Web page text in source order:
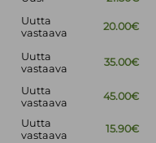
Uutta
vastaava
20.00€
Uutta
vastaava
35.00€
Uutta
vastaava
45.00€
Uutta
vastaava
15.90€